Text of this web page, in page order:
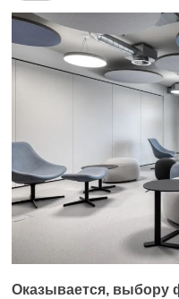
которые определяют
2026 году требования
Оказывается, выбору